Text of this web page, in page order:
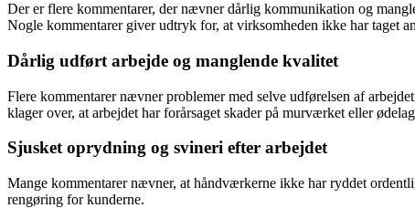
Der er flere kommentarer, der nævner dårlig kommunikation og
Nogle kommentarer giver udtryk for, at virksomheden ikke har taget
Dårlig udført arbejde og manglende kvalitet
Flere kommentarer nævner problemer med selve udførelsen af
klager over, at arbejdet har forårsaget skader på murværket eller
Sjusket oprydning og svineri efter arbejdet
Mange kommentarer nævner, at håndværkerne ikke har ryddet
rengøring for kunderne.